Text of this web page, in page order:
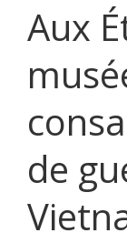
Aux
de